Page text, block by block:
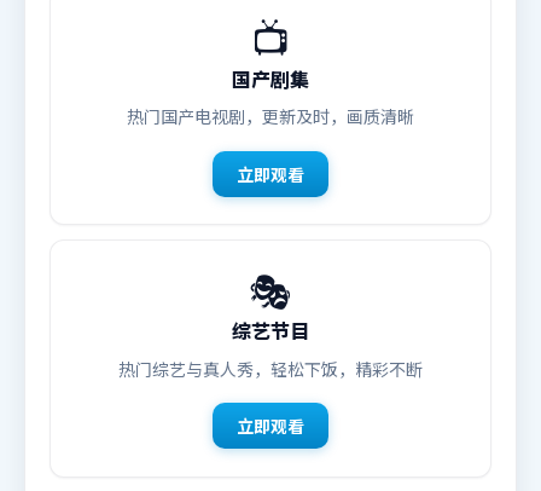
📺
国产剧集
热门国产电视剧，更新及时，画质清晰
立即观看
🎭
综艺节目
热门综艺与真人秀，轻松下饭，精彩不断
立即观看